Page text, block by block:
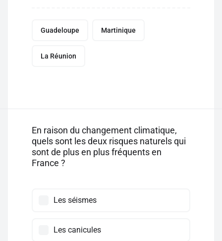
Guadeloupe Martinique
La Réunion
En raison du changement climatique,
quels sont les deux risques naturels qui
sont de plus en plus fréquents en
France ?
Les séismes
Les canicules